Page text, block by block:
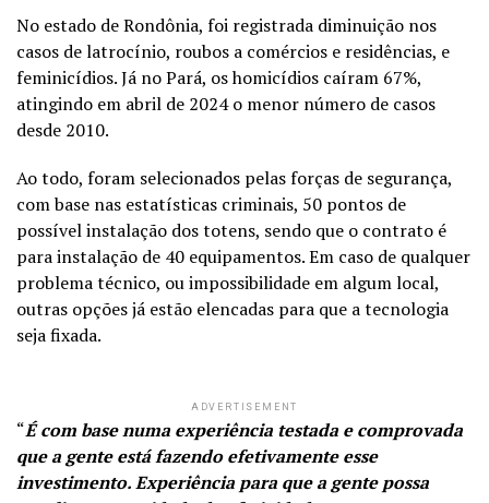
No estado de Rondônia, foi registrada diminuição nos
casos de latrocínio, roubos a comércios e residências, e
feminicídios. Já no Pará, os homicídios caíram 67%,
atingindo em abril de 2024 o menor número de casos
desde 2010.
Ao todo, foram selecionados pelas forças de segurança,
com base nas estatísticas criminais, 50 pontos de
possível instalação dos totens, sendo que o contrato é
para instalação de 40 equipamentos. Em caso de qualquer
problema técnico, ou impossibilidade em algum local,
outras opções já estão elencadas para que a tecnologia
seja fixada.
ADVERTISEMENT
“É com base numa experiência testada e comprovada
que a gente está fazendo efetivamente esse
investimento. Experiência para que a gente possa